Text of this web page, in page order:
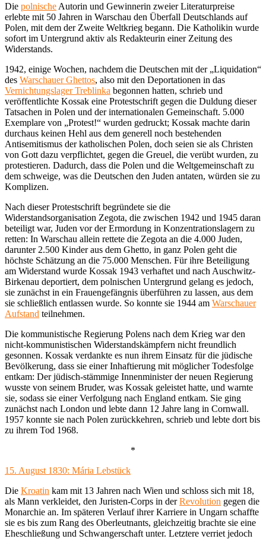
Die polnische Autorin und Gewinnerin zweier Literaturpreise
erlebte mit 50 Jahren in Warschau den Überfall Deutschlands auf
Polen, mit dem der Zweite Weltkrieg begann. Die Katholikin wurde
sofort im Untergrund aktiv als Redakteurin einer Zeitung des
Widerstands.
1942, einige Wochen, nachdem die Deutschen mit der „Liquidation“
des Warschauer Ghettos, also mit den Deportationen in das
Vernichtungslager Treblinka begonnen hatten, schrieb und
veröffentlichte Kossak eine Protestschrift gegen die Duldung dieser
Tatsachen in Polen und der internationalen Gemeinschaft. 5.000
Exemplare von „Protest!“ wurden gedruckt; Kossak machte darin
durchaus keinen Hehl aus dem generell noch bestehenden
Antisemitismus der katholischen Polen, doch seien sie als Christen
von Gott dazu verpflichtet, gegen die Greuel, die verübt wurden, zu
protestieren. Dadurch, dass die Polen und die Weltgemeinschaft zu
dem schweige, was die Deutschen den Juden antaten, würden sie zu
Komplizen.
Nach dieser Protestschrift begründete sie die
Widerstandsorganisation Zegota, die zwischen 1942 und 1945 daran
beteiligt war, Juden vor der Ermordung in Konzentrationslagern zu
retten: In Warschau allein rettete die Zegota an die 4.000 Juden,
darunter 2.500 Kinder aus dem Ghetto, in ganz Polen geht die
höchste Schätzung an die 75.000 Menschen. Für ihre Beteiligung
am Widerstand wurde Kossak 1943 verhaftet und nach Auschwitz-
Birkenau deportiert, dem polnischen Untergrund gelang es jedoch,
sie zunächst in ein Frauengefängnis überführen zu lassen, aus dem
sie schließlich entlassen wurde. So konnte sie 1944 am Warschauer
Aufstand teilnehmen.
Die kommunistische Regierung Polens nach dem Krieg war den
nicht-kommunistischen Widerstandskämpfern nicht freundlich
gesonnen. Kossak verdankte es nun ihrem Einsatz für die jüdische
Bevölkerung, dass sie einer Inhaftierung mit möglicher Todesfolge
entkam: Der jüdisch-stämmige Innenminister der neuen Regierung
wusste von seinem Bruder, was Kossak geleistet hatte, und warnte
sie, sodass sie einer Verfolgung nach England entkam. Sie ging
zunächst nach London und lebte dann 12 Jahre lang in Cornwall.
1957 konnte sie nach Polen zurückkehren, schrieb und lebte dort bis
zu ihrem Tod 1968.
*
15. August 1830: Mária Lebstück
Die Kroatin kam mit 13 Jahren nach Wien und schloss sich mit 18,
als Mann verkleidet, den Juristen-Corps in derRevolution gegen die
Monarchie an. Im späteren Verlauf ihrer Karriere in Ungarn schaffte
sie es bis zum Rang des Oberleutnants, gleichzeitig brachte sie eine
Eheschließung und Schwangerschaft unter. Letztere verriet jedoch